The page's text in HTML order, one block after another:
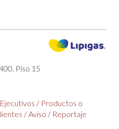
Piso 15
Ejecutivos / Productos o
/Aviso / Reportaje